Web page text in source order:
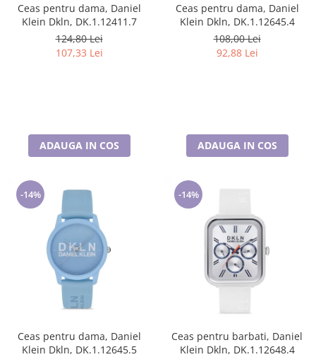
Ceas pentru dama, Daniel
Klein Dkln, DK.1.12411.7
124,80 Lei
107,33 Lei
ADAUGA IN COS
Ceas pentru dama, Daniel
Klein Dkln, DK.1.12645.4
108,00 Lei
92,88 Lei
ADAUGA IN COS
-14%
Ceas pentru dama, Daniel
Klein Dkln, DK.1.12645.5
-14%
Ceas pentru barbati, Daniel
Klein Dkln, DK.1.12648.4